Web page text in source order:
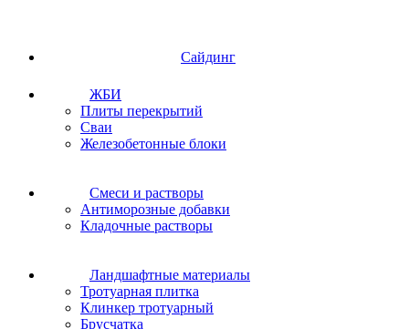
Сайдинг
ЖБИ
Плиты перекрытий
Сваи
Железобетонные блоки
Cмеси и растворы
Антиморозные добавки
Кладочные растворы
Ландшафтные материалы
Тротуарная плитка
Клинкер тротуарный
Брусчатка